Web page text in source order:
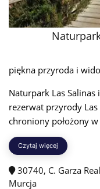
piękna przyroda i
Naturpark Las
rezerwat przyrody Las
chroniony położony
Czytaj więcej
30740, C. Garza
Murcja